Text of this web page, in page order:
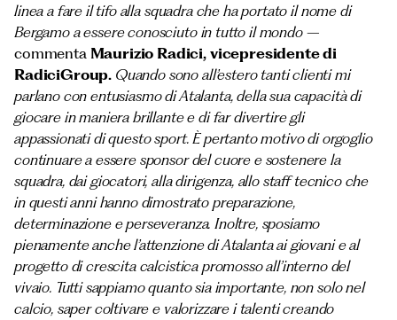
linea a fare il tifo alla squadra che ha portato il nome di
Bergamo a essere conosciuto in tutto il mondo–
commenta Maurizio Radici, vicepresidente di
RadiciGroup. Quando sono all’estero tanti clienti mi
parlano con entusiasmo di Atalanta, della sua capacità di
giocare in maniera brillante e di far divertire gli
appassionati di questo sport. È pertanto motivo di orgoglio
continuare a essere sponsor del cuore e sostenere la
squadra, dai giocatori, alla dirigenza, allo staff tecnico che
in questi anni hanno dimostrato preparazione,
determinazione e perseveranza. Inoltre, sposiamo
pienamente anche l’attenzione di Atalanta ai giovani e al
progetto di crescita calcistica promosso all’interno del
vivaio. Tutti sappiamo quanto sia importante, non solo nel
calcio, saper coltivare e valorizzare i talenti creando